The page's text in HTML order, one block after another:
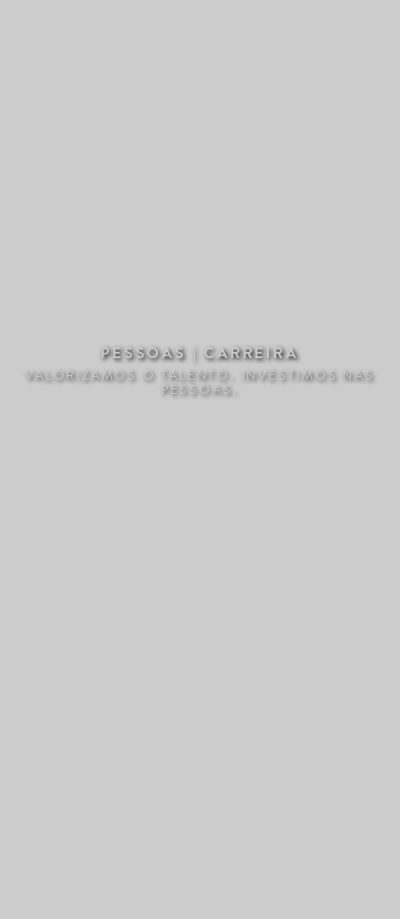
PESSOAS | CARREIRA
VALORIZAMOS O TALENTO. INVESTIMOS NAS
PESSOAS.